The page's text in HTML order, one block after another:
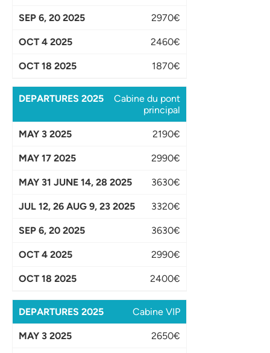
2970€
2460€
1870€
Cabine du pont
principal
2190€
2990€
3630€
3320€
3630€
2990€
2400€
Cabine VIP
2650€